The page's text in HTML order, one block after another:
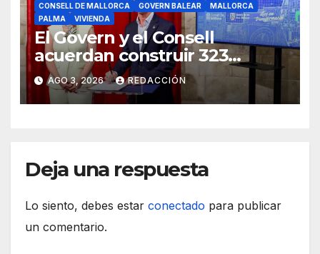
CONSELL DE MALLORCA GOVERN BALEAR
MALLORCA
PALMA
VIVIENDA
El Govern y el Consell
acuerdan construir 323
viviendas públicas en Palma
AGO 3, 2026 REDACCIÓN
Deja una respuesta
Lo siento, debes estar conectado para publicar
un comentario.